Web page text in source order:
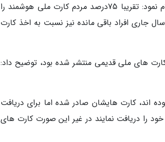
مدیرکل ثبت احوال آذربایجان شرقی در بخش دیگری از سخنان خود اعلام نمود: تقریبا 75درصد مردم کارت ملی هوشمند را
جاری افراد باقی مانده نیز نسبت به اخذ کارت
های ملی قدیمی منتشر شده بود، توضیح داد:
اند، کارت هایشان صادر شده اما برای دریافت
را دریافت نمایند در غیر این صورت کارت های